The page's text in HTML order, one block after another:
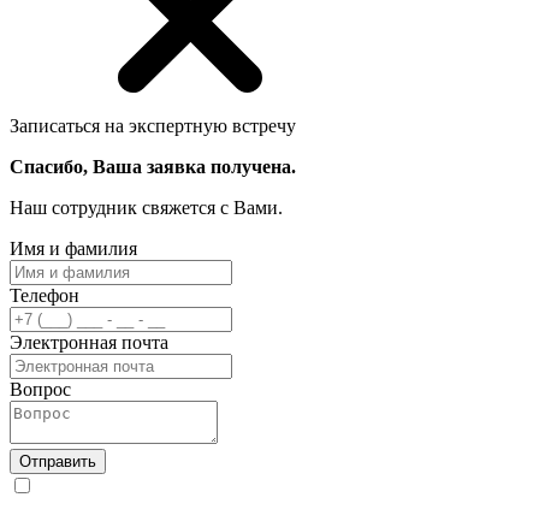
Записаться на экспертную встречу
Спасибо, Ваша заявка получена.
Наш сотрудник свяжется с Вами.
Имя и фамилия
Телефон
Электронная почта
Вопрос
Отправить